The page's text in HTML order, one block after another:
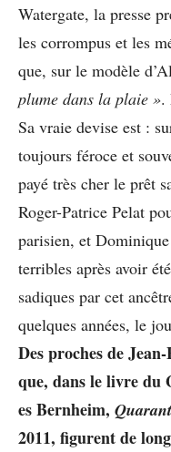
Watergate, la presse
les corrompus et les
que, sur le modèle
plume dans la plaie ».
Sa vraie devise est :
toujours féroce et
payé très cher le prêt
Roger-Patrice Pelat
parisien, et
terribles après avoir
sadiques par cet
quelques années, le
Des proches de
que, dans le livre
es Bernheim,
2011, figurent de